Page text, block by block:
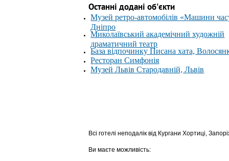
Останні додані об'єкти
Музей ретро-автомобілів «Машини
Дніпро
Миколаївський академічний художній
драматичний театр
База відпочинку Писана хата,
Ресторан Симфонія
Музей Львів Стародавній, Львів
Всі готелі неподалік від Кургани Хортиці,
Ви маєте можливість: